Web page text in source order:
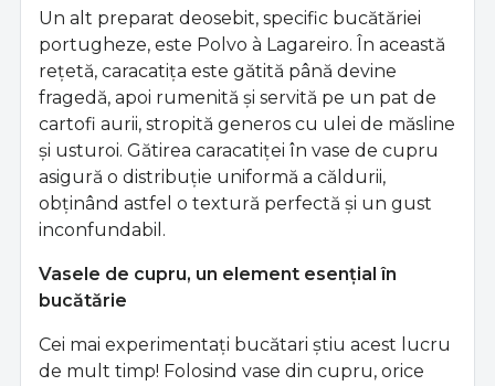
Un alt preparat deosebit, specific bucătăriei
portugheze, este Polvo à Lagareiro. În această
rețetă, caracatița este gătită până devine
fragedă, apoi rumenită și servită pe un pat de
cartofi aurii, stropită generos cu ulei de măsline
și usturoi. Gătirea caracatiței în vase de cupru
asigură o distribuție uniformă a căldurii,
obținând astfel o textură perfectă și un gust
inconfundabil.
Vasele de cupru, un element esențial în
bucătărie
Cei mai experimentați bucătari știu acest lucru
de mult timp! Folosind vase din cupru, orice